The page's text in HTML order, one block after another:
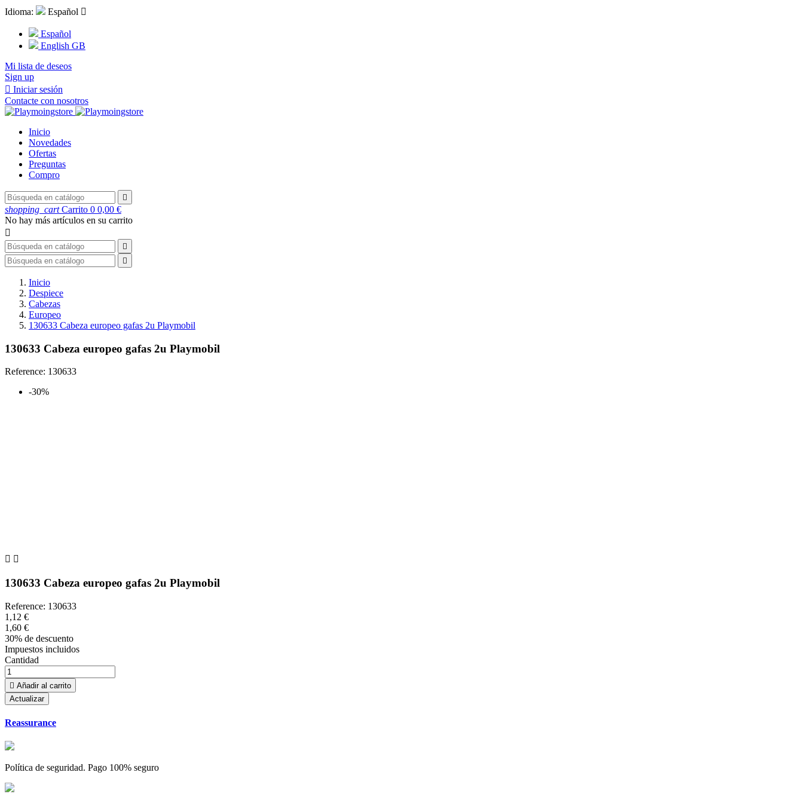
Idioma: Español 
Español
English GB
Mi lista de deseos
Sign up
 Iniciar sesión
Contacte con nosotros
Inicio
Novedades
Ofertas
Preguntas
Compro

shopping_cart Carrito 0 0,00 €
No hay más artículos en su carrito



Inicio
Despiece
Cabezas
Europeo
130633 Cabeza europeo gafas 2u Playmobil
130633 Cabeza europeo gafas 2u Playmobil
Reference: 130633
-30%
 
130633 Cabeza europeo gafas 2u Playmobil
Reference: 130633
1,12 €
1,60 €
30% de descuento
Impuestos incluidos
Cantidad
 Añadir al carrito
Reassurance
Política de seguridad. Pago 100% seguro